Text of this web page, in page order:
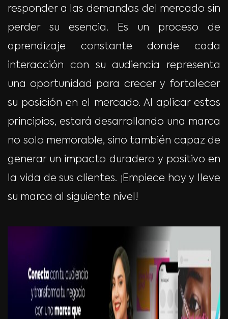
responder a las demandas del mercado sin
perder su esencia. Es un proceso de
aprendizaje constante donde cada
interacción con su audiencia representa
una oportunidad para crecer y fortalecer
su posición en el mercado. Al aplicar estos
principios, estará desarrollando una marca
no solo memorable, sino también capaz de
generar un impacto duradero y positivo en
la vida de sus clientes. ¡Empiece hoy y lleve
su marca al siguiente nivel!